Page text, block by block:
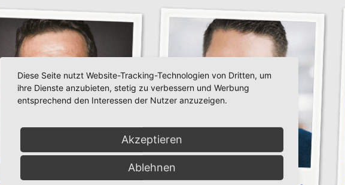
Diese Seite nutzt Website-Tracking-Technologien von Dritten, um
ihre Dienste anzubieten, stetig zu verbessern und Werbung
entsprechend den Interessen der Nutzer anzuzeigen.
Akzeptieren
Ablehnen